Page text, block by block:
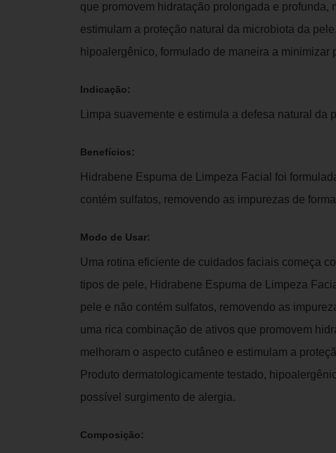
que promovem hidratação prolongada e profunda,
estimulam a proteção natural da microbiota da
hipoalergênico, formulado de maneira a minimizar
Indicação:
Limpa suavemente e estimula a defesa natural da
Benefícios:
Hidrabene Espuma de Limpeza Facial foi
contém sulfatos, removendo as impurezas de
Modo de Usar:
Uma rotina eficiente de cuidados faciais começa
tipos de pele, Hidrabene Espuma de Limpeza
pele e não contém sulfatos, removendo as
uma rica combinação de ativos que promovem
melhoram o aspecto cutâneo e estimulam a
Produto dermatologicamente testado,
possível surgimento de alergia.
Composição: